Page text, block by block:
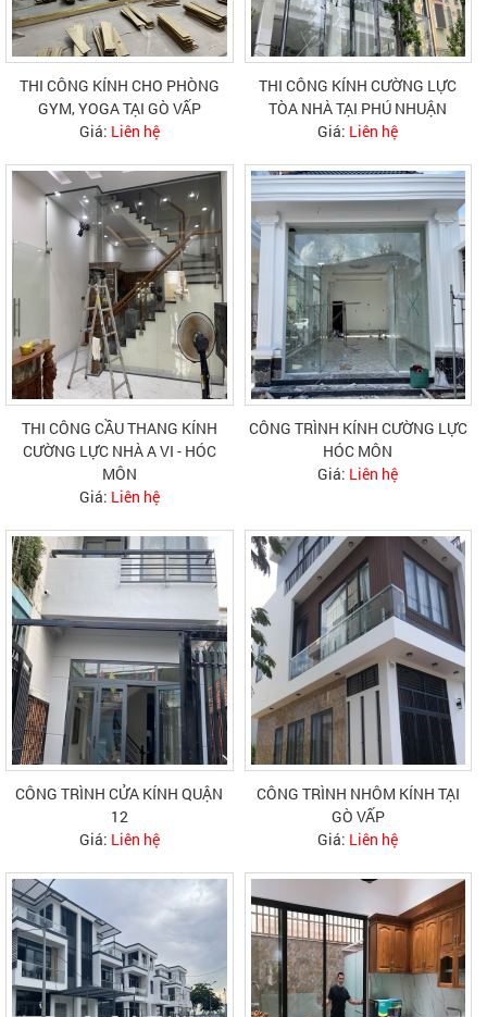
THI CÔNG KÍNH CHO PHÒNG
GYM, YOGA TẠI GÒ VẤP
Giá: Liên hệ
THI CÔNG KÍNH CƯỜNG LỰC
TÒA NHÀ TẠI PHÚ NHUẬN
Giá: Liên hệ
THI CÔNG CẦU THANG KÍNH
CƯỜNG LỰC NHÀ A VI - HÓC
MÔN
Giá: Liên hệ
CÔNG TRÌNH KÍNH CƯỜNG LỰC
HÓC MÔN
Giá: Liên hệ
CÔNG TRÌNH CỬA KÍNH QUẬN
12
Giá: Liên hệ
CÔNG TRÌNH NHÔM KÍNH TẠI
GÒ VẤP
Giá: Liên hệ